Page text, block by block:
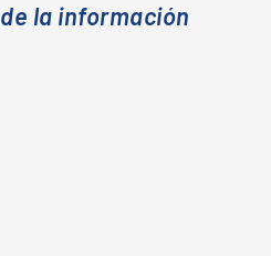
la información